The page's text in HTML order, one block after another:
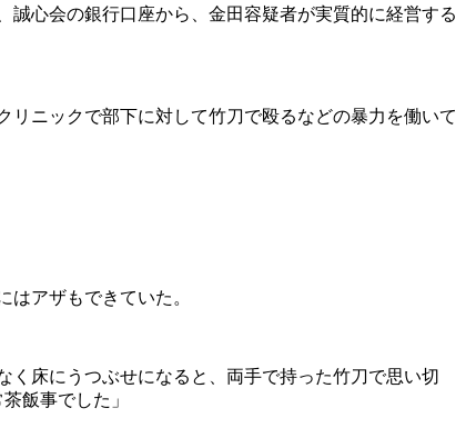
心会の銀行口座から、金田容疑者が実質的に経営する
ニックで部下に対して竹刀で殴るなどの暴力を働いて
アザもできていた。
く床にうつぶせになると、両手で持った竹刀で思い切
飯事でした」